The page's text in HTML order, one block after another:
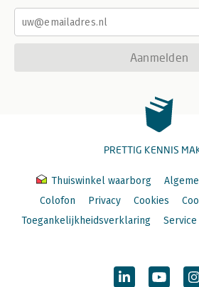
Aanmelden
PRETTIG KENNIS
Thuiswinkel waarborg
Colofon
Privacy Cookies
Toegankelijkheidsverklaring